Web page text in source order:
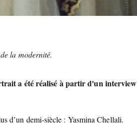
la modernité.
a été réalisé à partir d'un interview
d’un demi-siècle : Yasmina Chellali.